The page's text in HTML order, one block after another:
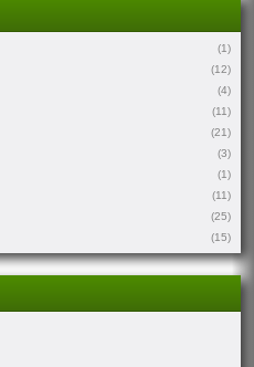
(1)
(12)
(4)
(11)
(21)
(3)
(1)
(11)
(25)
(15)